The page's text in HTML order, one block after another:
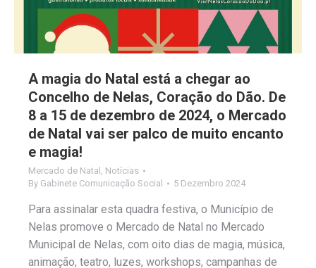
A magia do Natal está a chegar ao
Concelho de Nelas, Coração do Dão. De
8 a 15 de dezembro de 2024, o Mercado
de Natal vai ser palco de muito encanto
e magia!
Mercado de Natal
Notícias
By Gabinete Comunicação Social 5 Dezembro 2024
Para assinalar esta quadra festiva, o Município de
Nelas promove o Mercado de Natal no Mercado
Municipal de Nelas, com oito dias de magia, música,
animação, teatro, luzes, workshops, campanhas de